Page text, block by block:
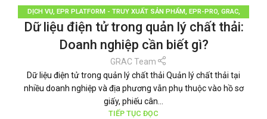
DỊCH VỤ, EPR PLATFORM - TRUY XUẤT SẢN PHẨM, EPR-PRO, GRAC,
PHÂN LOẠI RÁC,QUẢN LÝ RÁC THẢI,TÁI CHẾ TÁI SỬ DỤNG,THƯƠNG HIỆU
BỀN VỮNG
TIN TỨC
Dữ liệu điện tử trong quản lý chất thải:
Doanh nghiệp cần biết gì?
GRAC Team
Dữ liệu điện tử trong quản lý chất thải Quản lý chất thải tại
nhiều doanh nghiệp và địa phương vẫn phụ thuộc vào hồ sơ
giấy, phiếu cân...
TIẾP TỤC ĐỌC